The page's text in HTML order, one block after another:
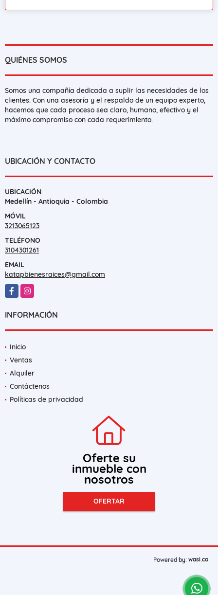
QUIÉNES SOMOS
Somos una compañía dedicada a suplir las necesidades de los
clientes. Con una asesoría y el respaldo de un equipo experto,
hacemos que cada proceso sea claro, humano, efectivo y el
máximo compromiso con cada requerimiento.
UBICACIÓN Y CONTACTO
UBICACIÓN
Medellín - Antioquia - Colombia
MÓVIL
3213065123
TELÉFONO
3104301261
EMAIL
katapbienesraices@gmail.com
FacebookInstagram
INFORMACIÓN
Inicio
Ventas
Alquiler
Contáctenos
Políticas de privacidad
Oferte su
inmueble con
nosotros
OFERTAR
Powered by: wasi.co